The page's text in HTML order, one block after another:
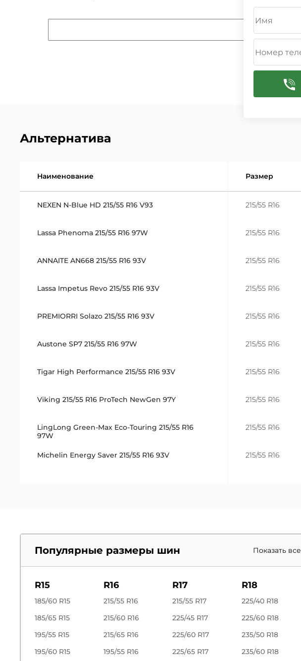
Альтернатива
Наименование Размер
NEXEN N-Blue HD 215/55 R16 V93 215/55 R16
Lassa Phenoma 215/55 R16 97W 215/55 R16
ANNAITE AN668 215/55 R16 93V 215/55 R16
Lassa Impetus Revo 215/55 R16 93V 215/55 R16
PREMIORRI Solazo 215/55 R16 93V 215/55 R16
Austone SP7 215/55 R16 97W 215/55 R16
Tigar High Performance 215/55 R16 93V 215/55 R16
Viking 215/55 R16 ProTech NewGen 97Y 215/55 R16
LingLong Green-Max Eco-Touring 215/55 R16
97W
215/55 R16
Michelin Energy Saver 215/55 R16 93V 215/55 R16
Популярные размеры шин Показать все
R15
185/60 R15
185/65 R15
195/55 R15
195/60 R15
R16
215/55 R16
215/60 R16
215/65 R16
195/55 R16
R17
215/55 R17
225/45 R17
225/60 R17
225/65 R17
R18
225/40 R18
225/60 R18
235/50 R18
235/60 R18